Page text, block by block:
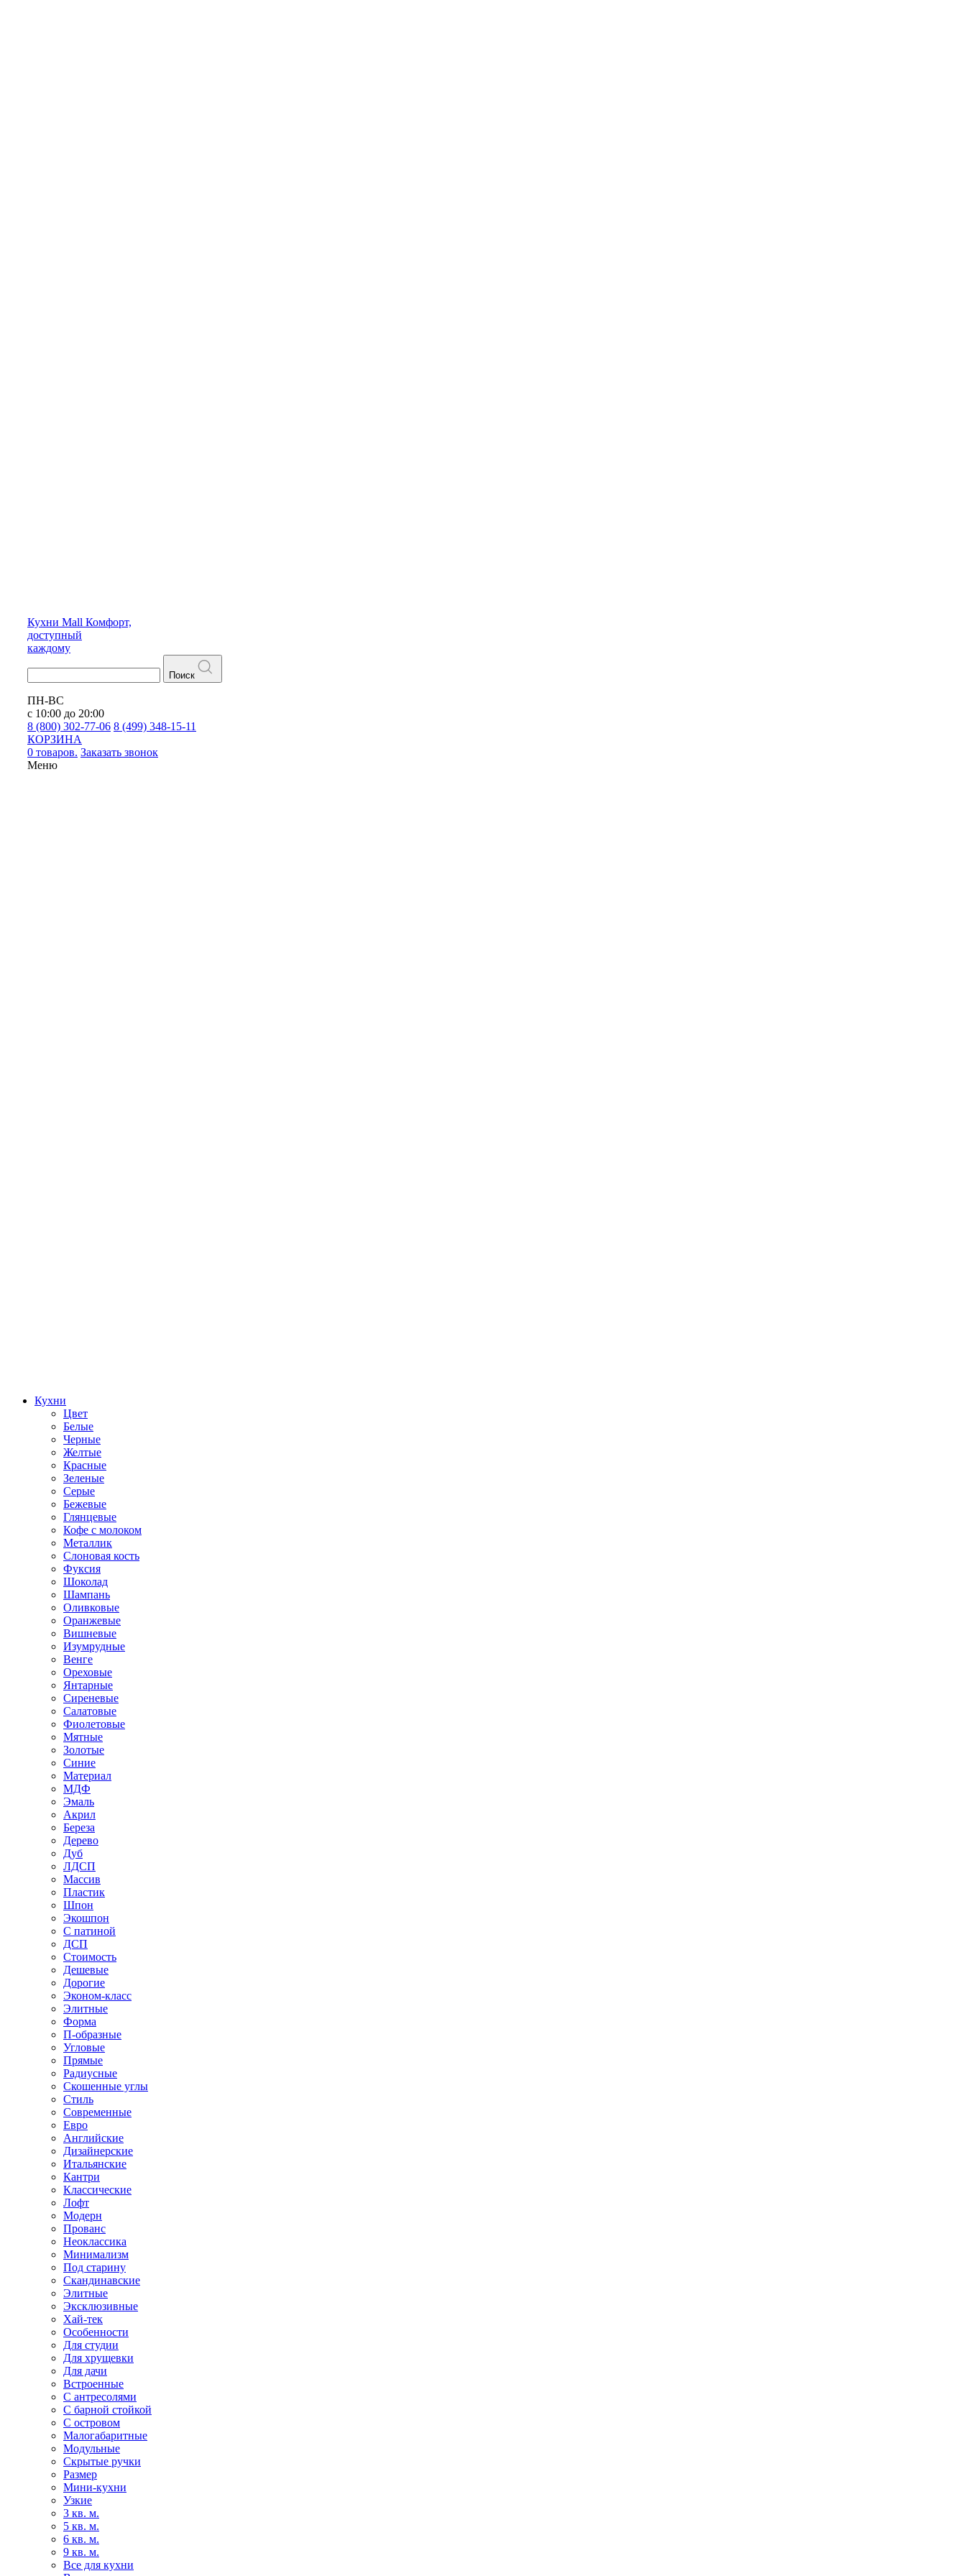
Кухни Mall Комфорт,
доступный
каждому
Поиск
ПН-ВС
с 10:00 до 20:00
8 (800) 302-77-06 8 (499) 348-15-11
КОРЗИНА
0 товаров. Заказать звонок
Меню
Кухни
Цвет
Белые
Черные
Желтые
Красные
Зеленые
Серые
Бежевые
Глянцевые
Кофе с молоком
Металлик
Слоновая кость
Фуксия
Шоколад
Шампань
Оливковые
Оранжевые
Вишневые
Изумрудные
Венге
Ореховые
Янтарные
Сиреневые
Салатовые
Фиолетовые
Мятные
Золотые
Синие
Материал
МДФ
Эмаль
Акрил
Береза
Дерево
Дуб
ЛДСП
Массив
Пластик
Шпон
Экошпон
С патиной
ДСП
Стоимость
Дешевые
Дорогие
Эконом-класс
Элитные
Форма
П-образные
Угловые
Прямые
Радиусные
Скошенные углы
Стиль
Современные
Евро
Английские
Дизайнерские
Итальянские
Кантри
Классические
Лофт
Модерн
Прованс
Неоклассика
Минимализм
Под старину
Скандинавские
Элитные
Эксклюзивные
Хай-тек
Особенности
Для студии
Для хрущевки
Для дачи
Встроенные
С антресолями
С барной стойкой
С островом
Малогабаритные
Модульные
Скрытые ручки
Размер
Мини-кухни
Узкие
3 кв. м.
5 кв. м.
6 кв. м.
9 кв. м.
Все для кухни